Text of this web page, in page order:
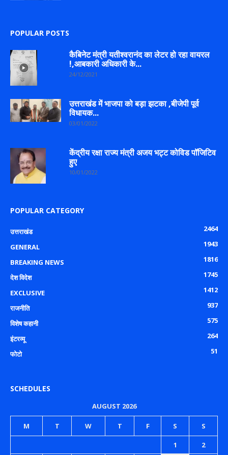
POPULAR POSTS
कैबिनेट मंत्री यतीश्वरानंद का लेटर हो रहा वायरल
!,आबकारी अधिकारी के...
24/12/2021
उत्तराखंड में भाजपा को बड़ा झटका ,बीजेपी पूर्व
विधायक...
03/01/2022
केंद्रीय रक्षा राज्य मंत्री अजय भट्ट कोविड पॉजिटिव
हुए
10/01/2022
POPULAR CATEGORY
उत्तराखंड
2464
GENERAL
1943
BREAKING NEWS
1816
देश विदेश
1745
EXCLUSIVE
1412
राजनीति
937
विशेष कहानी
575
इंटरव्यू
264
फोटो
51
SCHEDULES
AUGUST 2026
M T W T F S S
1
2